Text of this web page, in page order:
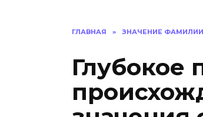
ГЛАВНАЯ » ЗНАЧЕНИЕ ФАМИЛИИ
Глубокое